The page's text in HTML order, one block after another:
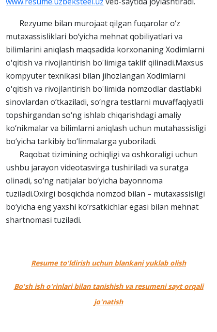
Rezyume bilan murojaat qilgan fuqarolar o‘z
mutaxassisliklari bo‘yicha mehnat qobiliyatlari va
bilimlarini aniqlash maqsadida korxonaning Xodimlarni
o'qitish va rivojlantirish bo'limiga taklif qilinadi.Maxsus
kompyuter texnikasi bilan jihozlangan Xodimlarni
o'qitish va rivojlantirish bo'limida nomzodlar dastlabki
sinovlardan o‘tkaziladi, so‘ngra testlarni muvaffaqiyatli
topshirgandan so‘ng ishlab chiqarishdagi amaliy
ko‘nikmalar va bilimlarni aniqlash uchun mutahassisligi
bo‘yicha tarkibiy bo‘linmalarga yuboriladi.
Raqobat tizimining ochiqligi va oshkoraligi uchun
ushbu jarayon videotasvirga tushiriladi va suratga
olinadi, so‘ng natijalar bo‘yicha bayonnoma
tuziladi.Oxirgi bosqichda nomzod bilan – mutaxassisligi
bo‘yicha eng yaxshi ko‘rsatkichlar egasi bilan mehnat
shartnomasi tuziladi.
Resume to'ldirish uchun blankani yuklab olish
Bo'sh ish o'rinlari bilan tanishish va resumeni sayt orqali
jo'natish